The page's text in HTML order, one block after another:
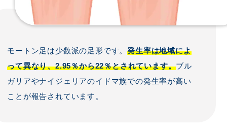
モートン足は少数派の足形です。発生率は地域によ
って異なり、2.95％から22％とされています。ブル
ガリアやナイジェリアのイドマ族での発生率が高い
ことが報告されています。